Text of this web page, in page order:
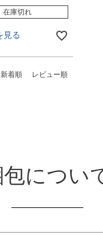
在庫切れ
見る
新着順 レビュー順
につい